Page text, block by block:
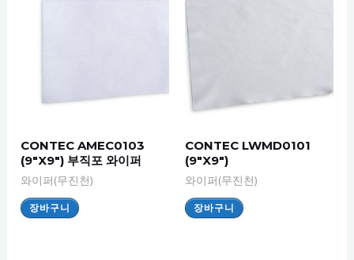
CONTEC AMEC0103
(9″X9″) 부직포 와이퍼
와이퍼(무진천)
장바구니
CONTEC LWMD0101
(9″X9″)
와이퍼(무진천)
장바구니